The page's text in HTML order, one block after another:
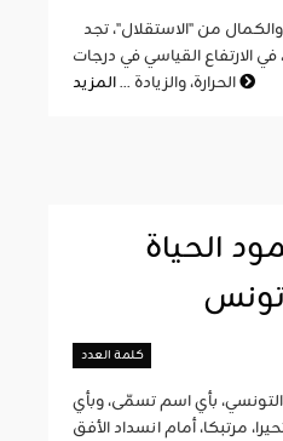
في الارتفاع القياسي في درجات
الحرارة، والزيادة ...
الحياة
كلمة العدد
بأي اسم تسمّى، وبأي
مرتبكا، أمام انسداد الأفق